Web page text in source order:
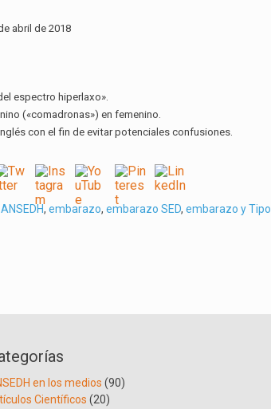
abril de 2018
espectro hiperlaxo».
(«comadronas») en femenino.
con el fin de evitar potenciales confusiones.
ANSEDH, embarazo, embarazo SED, embarazo y Tipo
en los medios (90)
Científicos (20)